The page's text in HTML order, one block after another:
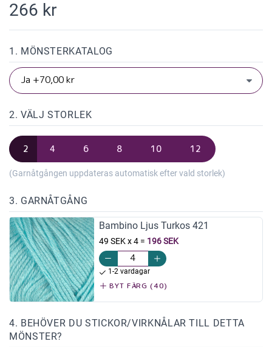
266 kr
1. MÖNSTERKATALOG
2. VÄLJ STORLEK
2 4 6 8 10 12
(Garnåtgången uppdateras automatisk efter vald storlek)
3. GARNÅTGÅNG
Bambino Ljus Turkos 421
49 SEK x 4= 196 SEK
1-2 vardagar
BYT FÄRG (40)
4. BEHÖVER DU STICKOR/VIRKNÅLAR TILL DETTA
MÖNSTER?